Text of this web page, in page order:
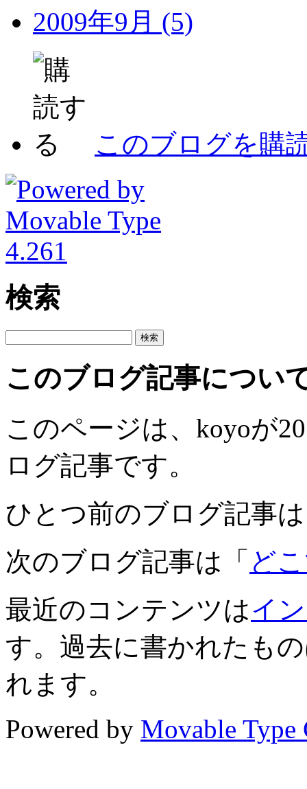
2009年9月 (5)
このブログを購
検索
このブログ記事につい
このページは、koyoが
ログ記事です。
ひとつ前のブログ記事
次のブログ記事は「 ど
最近のコンテンツはイ
す。過去に書かれたも
れます。
Powered by Movable Type